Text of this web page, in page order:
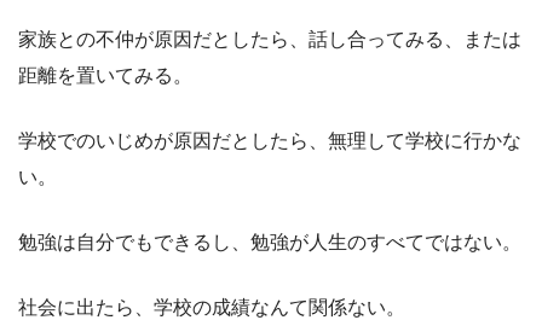
家族との不仲が原因だとしたら、話し合ってみる、または
距離を置いてみる。
学校でのいじめが原因だとしたら、無理して学校に行かな
い。
勉強は自分でもできるし、勉強が人生のすべてではない。
社会に出たら、学校の成績なんて関係ない。